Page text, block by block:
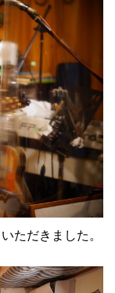
ただきました。